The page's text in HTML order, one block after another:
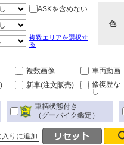
ASKを含めない
複数エリアを選択す
る
色
複数画像 車両動画
新車(注文販売)
修復歴な
し
車輌状態付き
（グーバイク鑑定）
入りに追加